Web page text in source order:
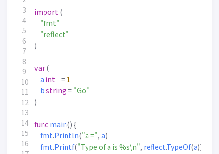
4
7
14
import (
"fmt"
"reflect"
)
var(
a int =1
b string ="Go"
)
funcmain() {
fmt.Println("a =", a)
fmt.Printf("Type of a is %s\n", reflect.TypeOf(a))